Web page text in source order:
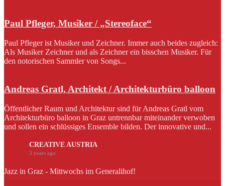
Paul Pfleger, Musiker / „Stereoface“
Paul Pfleger ist Musiker und Zeichner. Immer auch beides zugleich:
Als Musiker Zeichner und als Zeichner ein bisschen Musiker. Für
den notorischen Sammler von Songs...
Andreas Gratl, Architekt / Architekturbüro balloon
Öffentlicher Raum und Architektur sind für Andreas Gratl vom
Architekturbüro balloon in Graz untrennbar miteinander verwoben
und sollen ein schlüssiges Ensemble bilden. Der innovative und...
CREATIVE AUSTRIA
3 years ago
Jazz in Graz - Mittwochs im Generalihof!